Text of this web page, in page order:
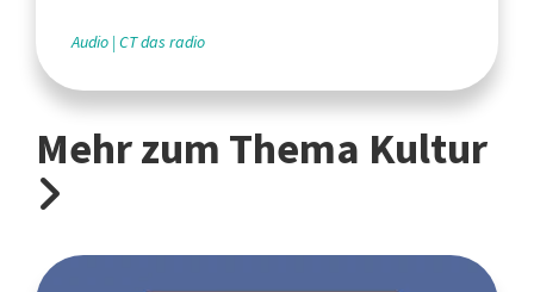
Audio CT das radio
Mehr zum Thema Kultur